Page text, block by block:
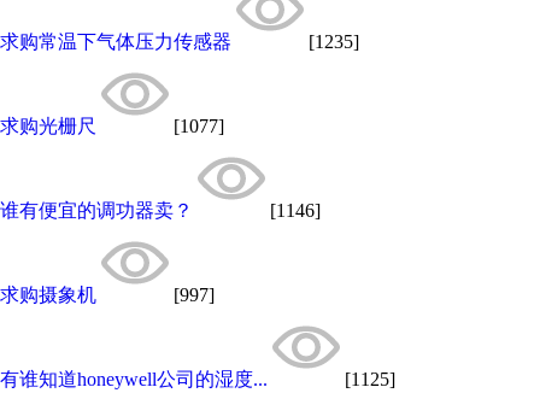
求购常温下气体压力传感器 [1235]
求购光栅尺 [1077]
谁有便宜的调功器卖？ [1146]
求购摄象机 [997]
有谁知道honeywell公司的湿度... [1125]